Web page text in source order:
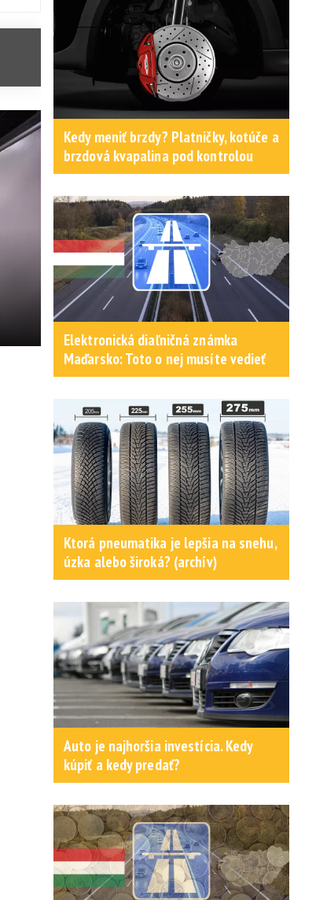
Kedy meniť brzdy? Platničky, kotúče a
brzdová kvapalina pod kontrolou
Elektronická diaľničná známka
Maďarsko: Toto o nej musíte vedieť
Ktorá pneumatika je lepšia na snehu,
úzka alebo široká? (archív)
Auto je najhoršia investícia. Kedy
kúpiť a kedy predať?